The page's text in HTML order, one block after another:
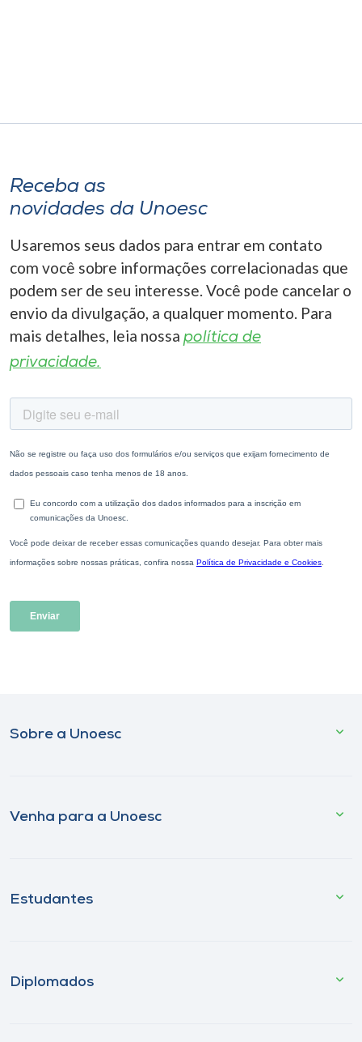
Receba as
novidades da Unoesc
Usaremos seus dados para entrar em contato
com você sobre informações correlacionadas que
podem ser de seu interesse. Você pode cancelar o
envio da divulgação, a qualquer momento. Para
mais detalhes, leia nossa política de
privacidade.
Sobre a Unoesc
Venha para a Unoesc
Estudantes
Diplomados